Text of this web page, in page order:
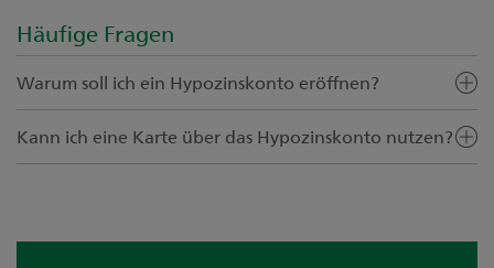
Häufige Fragen
Warum soll ich ein Hypozinskonto eröffnen?
Kann ich eine Karte über das Hypozinskonto nutzen?